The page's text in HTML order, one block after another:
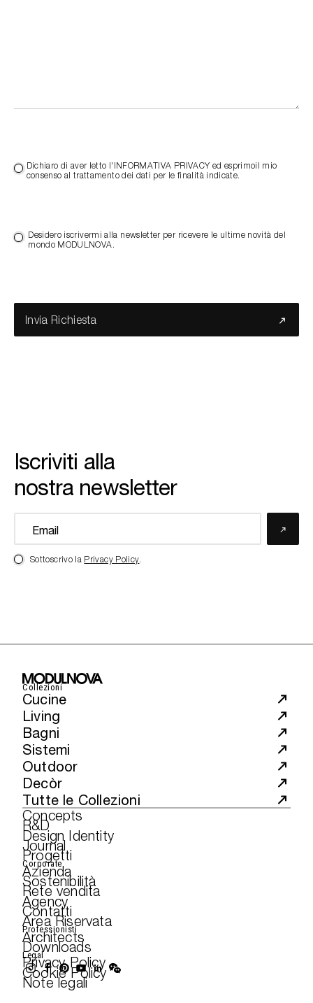
Dichiaro di aver letto l'INFORMATIVA PRIVACY ed esprimoil mio
consenso al trattamento dei dati per le finalità indicate.
Desidero iscrivermi alla newsletter per ricevere le ultime novità del
mondo MODULNOVA.
Invia Richiesta
Iscriviti alla
nostra newsletter
Sottoscrivo la Privacy Policy.
Collezioni
Cucine
Living
Bagni
Sistemi
Outdoor
Decòr
Tutte le Collezioni
Concepts
R&D
Design Identity
Journal
Progetti
Corporate
Azienda
Sostenibilità
Rete vendita
Agency
Contatti
Area Riservata
Professionisti
Architects
Downloads
Legal
Privacy Policy
Cookie Policy
Note legali